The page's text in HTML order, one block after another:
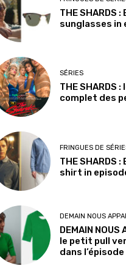
THE SHARDS :
sunglasses in
SÉRIES
THE SHARDS :
complet des
FRINGUES DE
THE SHARDS :
shirt in
DEMAIN NOUS
DEMAIN NOUS
le petit pull
dans